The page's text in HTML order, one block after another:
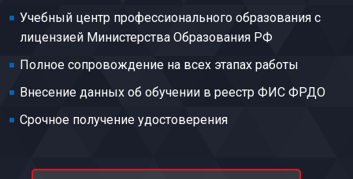
Учебный центр профессионального образования с
лицензией Министерства Образования РФ
Полное сопровождение на всех этапах работы
Внесение данных об обучении в реестр ФИС ФРДО
Срочное получение удостоверения